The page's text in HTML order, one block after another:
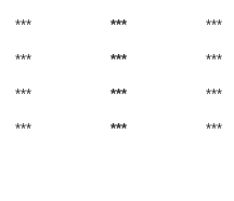
*** *** ***
*** *** ***
*** *** ***
*** *** ***